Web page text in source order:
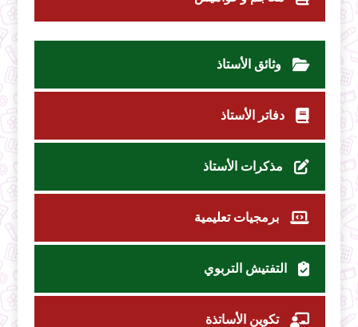
وثائق الأستاذ
دفاتر الأستاذ
مذكرات الأستاذ
برمجيات تعليمية
التفتيش التربوي
تكوين الأساتذة